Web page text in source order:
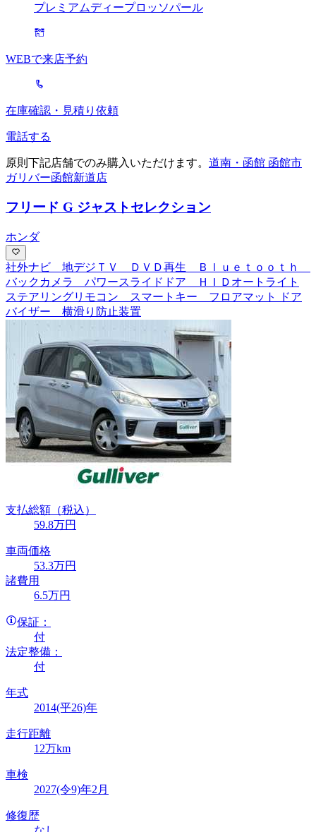
プレミアムディープロッソパール
WEBで来店予約
在庫確認・見積り依頼
電話する
原則下記店舗でのみ購入いただけます。 道南・函館 函館市
ガリバー函館新道店
フリード G ジャストセレクション
ホンダ
社外ナビ 地デジＴＶ ＤＶＤ再生 Ｂｌｕｅｔｏｏｔｈ
バックカメラ パワースライドドア ＨＩＤオートライト
ステアリングリモコン スマートキー フロアマット ドア
バイザー 横滑り防止装置
支払総額 （税込）
59.8万円
車両価格
53.3万円
諸費用
6.5万円
保証：
付
法定整備：
付
年式
2014(平26)年
走行距離
12万km
車検
2027(令9)年2月
修復歴